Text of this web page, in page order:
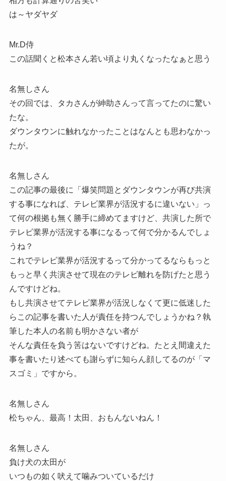
は～ヤダヤダ
Mr.D侍
この話聞くと松本さん若い頃より丸くなったなぁと思う
名無しさん
その回では、タカさんが紳助さんって言ってたのに驚い
たな。
ダウンタウンに触れなかったことはなんとも思わなかっ
たが。
名無しさん
この記事の最後に「爆笑問題とダウンタウンが再び共演
する事になれば、テレビ業界が活況するに違いない」っ
て何の根拠も無く勝手に締めてますけど、共演した所で
テレビ業界が活況する事になるって何で分かるんでしょ
うね？
これでテレビ業界が活況するって分かってるならもっと
もっと早く共演させて現在のテレビ離れを防げたと思う
んですけどね。
もし共演させてテレビ業界が活況しなくて更に低迷した
らこの記事を書いた人が責任を持つんでしょうかね？執
筆した本人の名前も明かさない者が
そんな責任を負う筈はないですけどね。たとえ間違えた
事を書いたり述べても謝らずに知らん顔してるのが「マ
スゴミ」ですから。
名無しさん
松ちゃん、最高！太田、おもんないねん！
名無しさん
負け犬の太田が
いつもの如く吠えて噛みついているだけ